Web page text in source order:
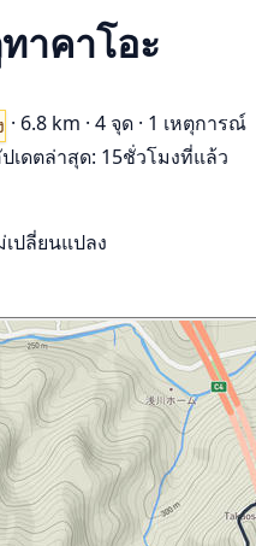
าคาโอะ
· 6.8 km · 4 จุด · 1 เหตุการณ์
เดตล่าสุด: 15ชั่วโมงที่แล้ว
ปลี่ยนแปลง